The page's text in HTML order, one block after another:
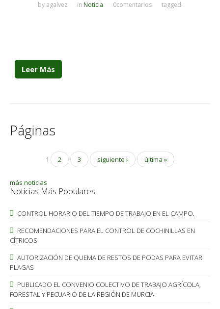
by agalvez in Noticia 0comentarios tagged:
Leer Más
Páginas
1 2 3 siguiente › última »
más noticias
Noticias Más Populares
CONTROL HORARIO DEL TIEMPO DE TRABAJO EN EL CAMPO.
RECOMENDACIONES PARA EL CONTROL DE COCHINILLAS EN
CÍTRICOS
AUTORIZACIÓN DE QUEMA DE RESTOS DE PODAS PARA EVITAR
PLAGAS
PUBLICADO EL CONVENIO COLECTIVO DE TRABAJO AGRÍCOLA,
FORESTAL Y PECUARIO DE LA REGIÓN DE MURCIA